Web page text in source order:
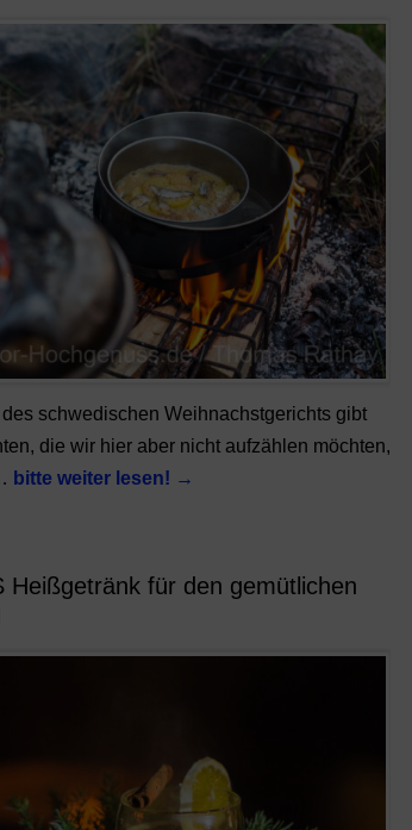
schwedischen Weihnachstgerichts gibt
die wir hier aber nicht aufzählen möchten,
bitte weiter lesen! →
Heißgetränk für den gemütlichen